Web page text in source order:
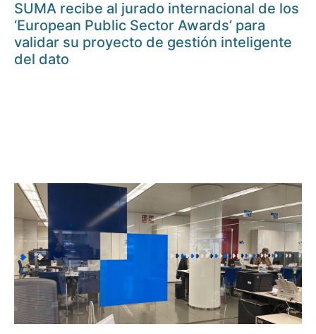
SUMA recibe al jurado internacional de los
‘European Public Sector Awards’ para
validar su proyecto de gestión inteligente
del dato